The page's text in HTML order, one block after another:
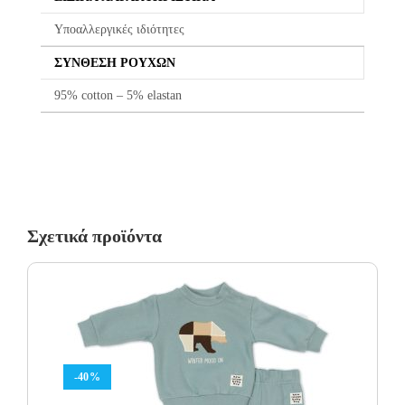
Υποαλλεργικές ιδιότητες
ΣΎΝΘΕΣΗ ΡΟΎΧΩΝ
95% cotton – 5% elastan
Σχετικά προϊόντα
-40%